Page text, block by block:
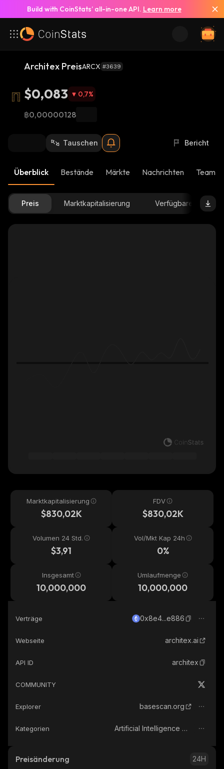
Build with CoinStats’ all-in-one API. Learn more
Architex PreisARCX #3639
$0,083 0,7%
฿0,00000128
Tauschen Bericht
Überblick Bestände Märkte Nachrichten Team-
Preis Marktkapitalisierung Verfügbare Menge
Marktkapitalisierung
$830,02K
FDV
$830,02K
Volumen 24 Std.
$3,91
Vol/Mkt Kap 24h
0%
Insgesamt
10,000,000
Umlaufmenge
10,000,000
Verträge 0x8e4...e886
Webseite architex.ai
API ID architex
COMMUNITY
Explorer basescan.org
Kategorien Artificial Intelligence (AI)
Preisänderung 24H